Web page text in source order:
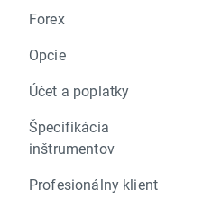
Forex
Opcie
Účet a poplatky
Špecifikácia
inštrumentov
Profesionálny klient